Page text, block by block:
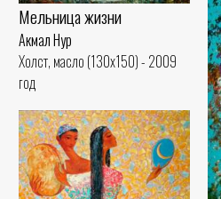
Мельница жизни
Акмал Нур
Холст, масло (130x150) - 2009
год